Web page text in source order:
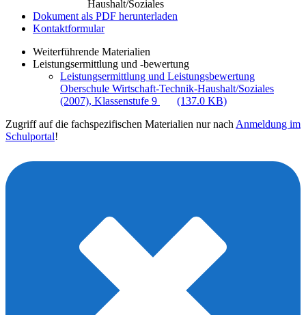
Haushalt/Soziales
Dokument als PDF herunterladen
Kontaktformular
Weiterführende Materialien
Leistungsermittlung und -bewertung
Leistungsermittlung und Leistungsbewertung
Oberschule Wirtschaft-Technik-Haushalt/Soziales
(2007), Klassenstufe 9
(137.0 KB)
Zugriff auf die fachspezifischen Materialien nur nach Anmeldung im
Schulportal!